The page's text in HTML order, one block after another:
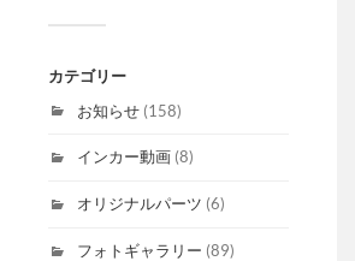
カテゴリー
お知らせ (158)
インカー動画 (8)
オリジナルパーツ (6)
フォトギャラリー (89)